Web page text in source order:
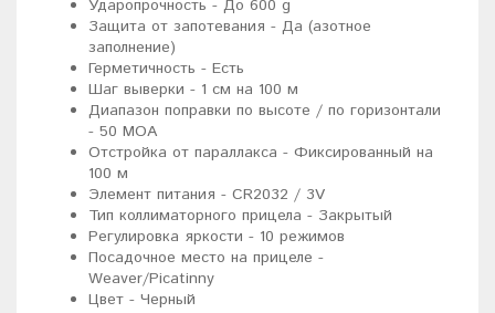
Ударопрочность - До 600 g
Защита от запотевания - Да (азотное
заполнение)
Герметичность - Есть
Шаг выверки - 1 см на 100 м
Диапазон поправки по высоте / по горизонтали
- 50 MOA
Отстройка от параллакса - Фиксированный на
100 м
Элемент питания - CR2032 / 3V
Тип коллиматорного прицела - Закрытый
Регулировка яркости - 10 режимов
Посадочное место на прицеле -
Weaver/Picatinny
Цвет - Черный